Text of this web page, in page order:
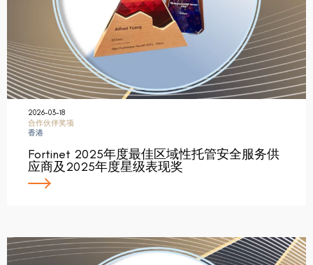
2026-03-18
合作伙伴奖项
香港
Fortinet 2025年度最佳区域性托管安全服务供
应商及2025年度星级表现奖